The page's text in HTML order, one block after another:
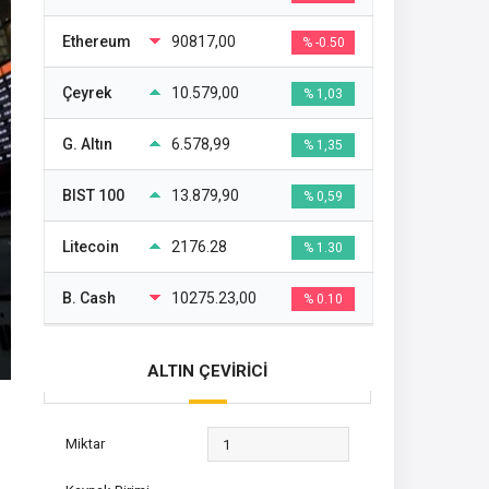
Ethereum 90817,00 % -0.50
Çeyrek 10.579,00 % 1,03
G. Altın 6.578,99 % 1,35
BIST 100 13.879,90 % 0,59
Litecoin 2176.28 % 1.30
B. Cash 10275.23,00 % 0.10
ALTIN ÇEVİRİCİ
Miktar